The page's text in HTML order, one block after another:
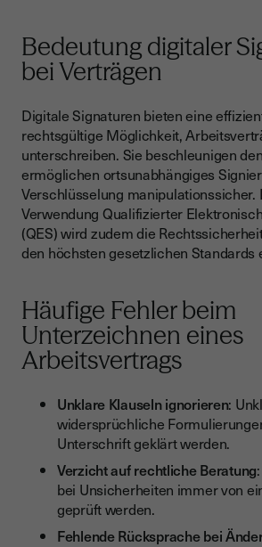
Bedeutung digitaler
bei Verträgen
Digitale Signaturen bieten eine
rechtsgültige Möglichkeit,
unterschreiben. Sie beschleunigen
ermöglichen ortsunabhängiges
Verschlüsselung manipulationssicher.
Verwendung Qualifizierter
(QES) wird zudem die
den höchsten gesetzlichen Standards
Häufige Fehler beim
Unterzeichnen eines
Arbeitsvertrags
Unklare Klauseln ignorieren:
widersprüchliche
Unterschrift geklärt werden.
Verzicht auf rechtliche Beratung
bei Unsicherheiten immer von
geprüft werden.
Fehlende Rücksprache bei